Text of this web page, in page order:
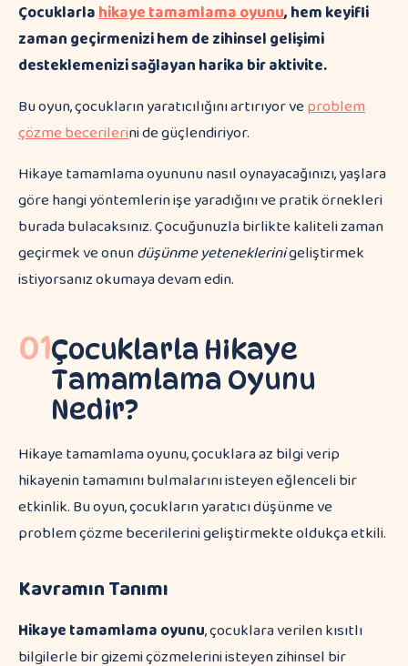
Çocuklarlahikaye tamamlama oyunu, hem keyifli
zaman geçirmenizi hem de zihinsel gelişimi
desteklemenizi sağlayan harika bir aktivite.
Bu oyun, çocukların yaratıcılığını artırıyor veproblem
çözme becerilerini de güçlendiriyor.
Hikaye tamamlama oyununu nasıl oynayacağınızı, yaşlara
göre hangi yöntemlerin işe yaradığını ve pratik örnekleri
burada bulacaksınız. Çocuğunuzla birlikte kaliteli zaman
geçirmek ve onundüşünme yeteneklerinigeliştirmek
istiyorsanız okumaya devam edin.
01Çocuklarla Hikaye
Tamamlama Oyunu
Nedir?
Hikaye tamamlama oyunu, çocuklara az bilgi verip
hikayenin tamamını bulmalarını isteyen eğlenceli bir
etkinlik. Bu oyun, çocukların yaratıcı düşünme ve
problem çözme becerilerini geliştirmekte oldukça etkili.
Kavramın Tanımı
Hikaye tamamlama oyunu, çocuklara verilen kısıtlı
bilgilerle bir gizemi çözmelerini isteyen zihinsel bir